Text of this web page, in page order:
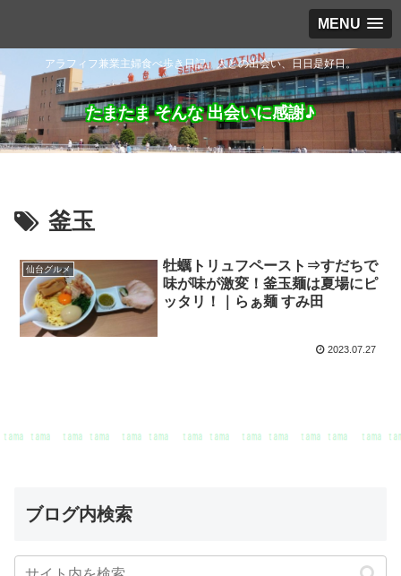
MENU
アラフィフ兼業主婦食べ歩き日記。人との出会い、日日是好日。
たまたま そんな 出会いに感謝♪
釜玉
仙台グルメ
牡蠣トリュフペースト⇒すだちで
味が味が激変！釜玉麺は夏場にピ
ッタリ！｜らぁ麺 すみ田
2023.07.27
ブログ内検索